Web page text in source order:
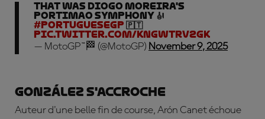
That was Diogo Moreira's
Portimao Symphony 🎻
#PortugueseGP 🇵🇹
pic.twitter.com/kngWTrV2gk
— MotoGP™🏁 (@MotoGP) November 9, 2025
González s'accroche
Auteur d'une belle fin de course, Arón Canet échoue